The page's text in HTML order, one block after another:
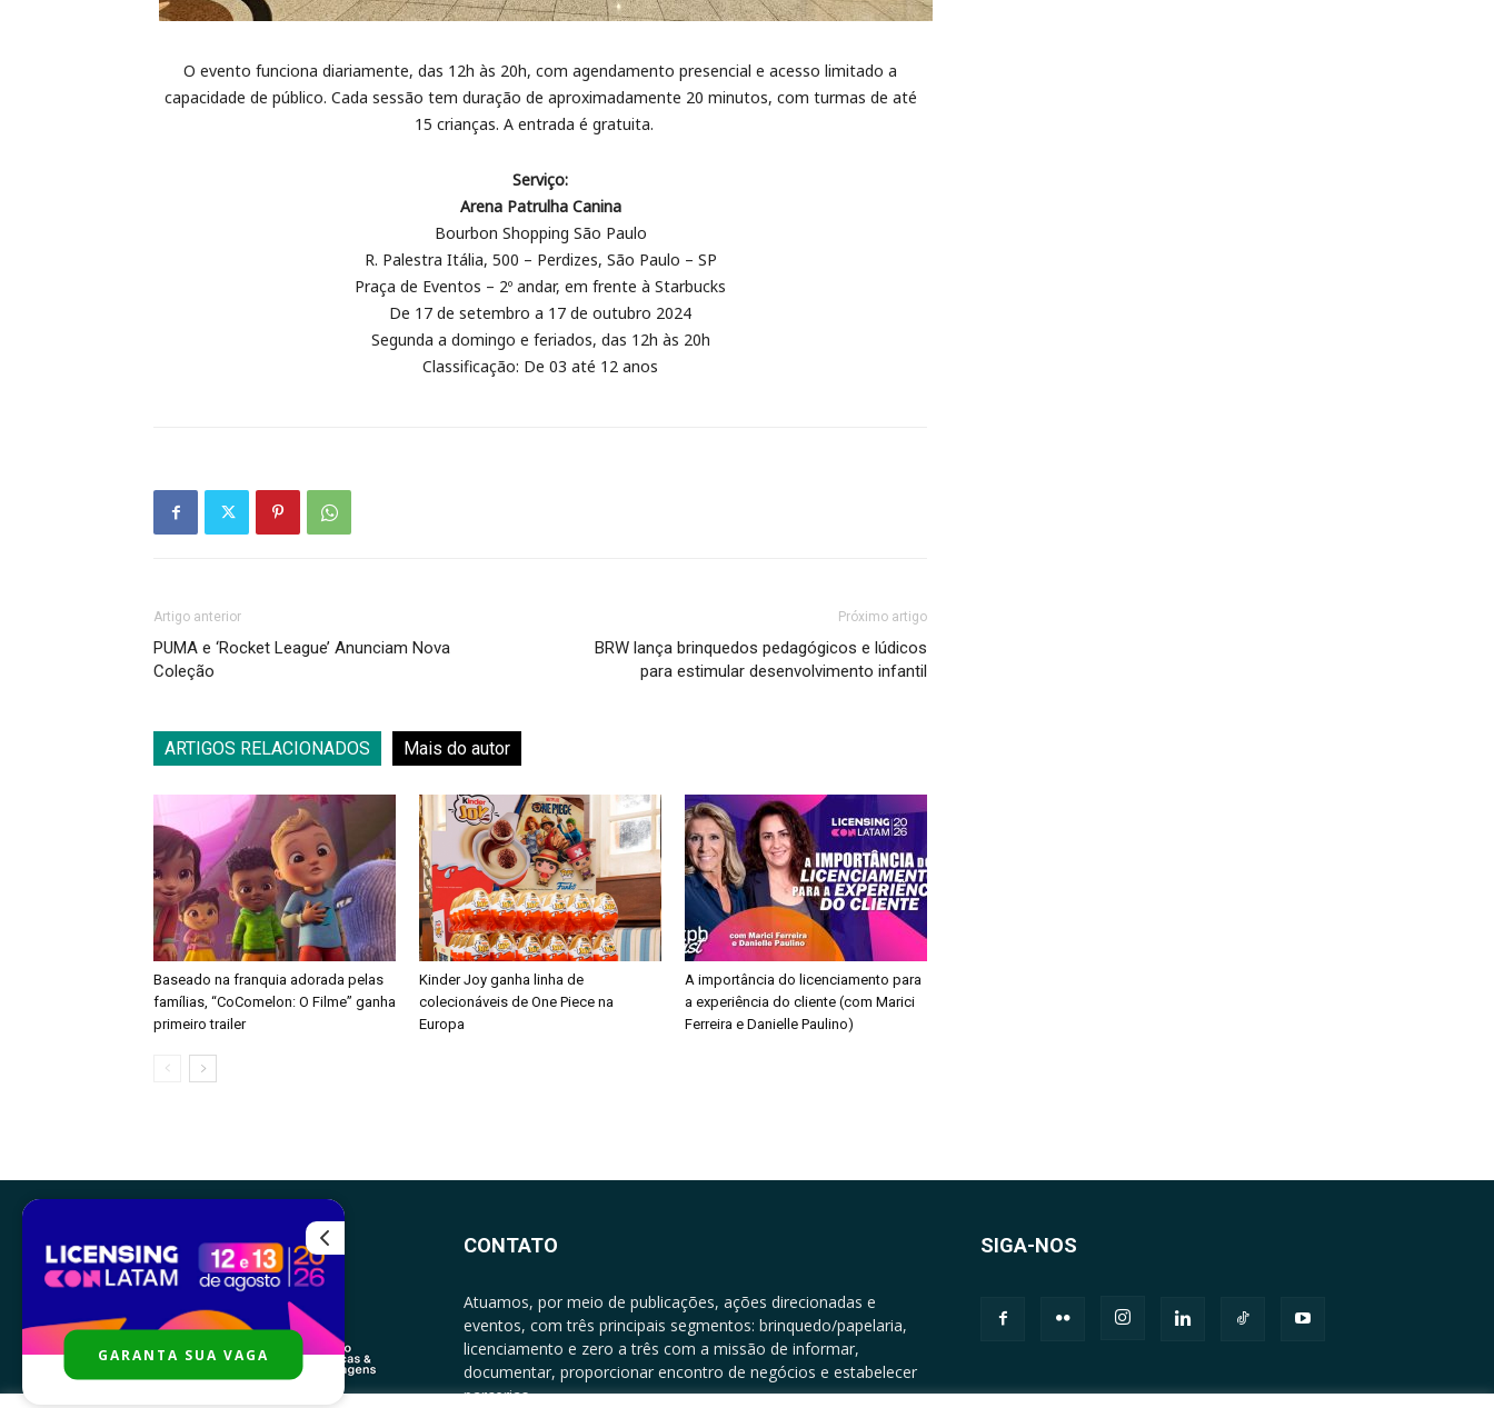
O evento funciona diariamente, das 12h às 20h, com agendamento presencial e acesso limitado a
capacidade de público. Cada sessão tem duração de aproximadamente 20 minutos, com turmas de até
15 crianças. A entrada é gratuita.
Serviço:
Arena Patrulha Canina
Bourbon Shopping São Paulo
R. Palestra Itália, 500 – Perdizes, São Paulo – SP
Praça de Eventos – 2º andar, em frente à Starbucks
De 17 de setembro a 17 de outubro 2024
Segunda a domingo e feriados, das 12h às 20h
Classificação: De 03 até 12 anos
Artigo anterior
PUMA e ‘Rocket League’ Anunciam Nova
Coleção
Próximo artigo
BRW lança brinquedos pedagógicos e lúdicos
para estimular desenvolvimento infantil
ARTIGOS RELACIONADOS Mais do autor
Baseado na franquia adorada pelas
famílias, “CoComelon: O Filme” ganha
primeiro trailer
Kinder Joy ganha linha de
colecionáveis de One Piece na
Europa
A importância do licenciamento para
a experiência do cliente (com Marici
Ferreira e Danielle Paulino)
CONTATO
Atuamos, por meio de publicações, ações direcionadas e
eventos, com três principais segmentos: brinquedo/papelaria,
licenciamento e zero a três com a missão de informar,
documentar, proporcionar encontro de negócios e estabelecer
parcerias.
SIGA-NOS
GARANTA SUA VAGA